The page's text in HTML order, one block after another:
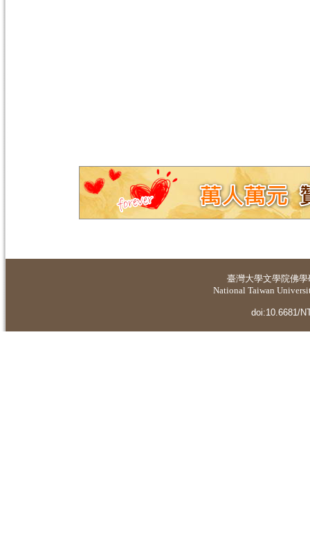
臺灣大學文學院佛
National Taiwan
doi:10.6681/